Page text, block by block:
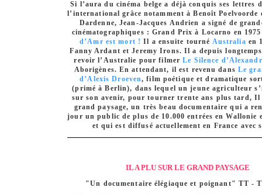
Si l’aura du cinéma belge a déjà conquis ses lettres
l’international grâce notamment à Benoît Poelvoorde
Dardenne, Jean-Jacques Andrien a signé de
cinématographiques : Grand Prix à Locarno en
d’Amr est mort !
Il a ensuite tourné Australia en
Fanny Ardant et Jeremy Irons. Il a depuis
revoir l’Australie pour filmer
Le Silence
Aborigènes. En attendant, il est revenu dans
Le
d’Alexis Droeven, film poétique et dramatique
(primé à Berlin), dans lequel un jeune agriculteur
sur son avenir, pour tourner trente ans plus tard, Il
grand paysage, un très beau documentaire qui a
jour un public de plus de 10.000 entrées en Wallonie
et qui est diffusé actuellement en France avec
IL A PLU SUR LE GRAND PAYSAGE
"Un documentaire élégiaque et poignant" TT -